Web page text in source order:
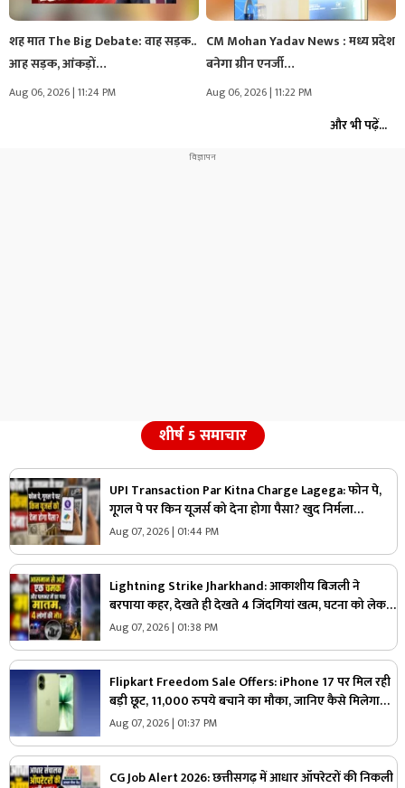
शह मात The Big Debate: वाह सड़क..
आह सड़क, आंकड़ों…
Aug 06, 2026 | 11:24 PM
CM Mohan Yadav News : मध्य प्रदेश
बनेगा ग्रीन एनर्जी…
Aug 06, 2026 | 11:22 PM
और भी पढ़ें...
शीर्ष 5 समाचार
UPI Transaction Par Kitna Charge Lagega: फोन पे,
गूगल पे पर किन यूजर्स को देना होगा पैसा? खुद निर्मला
सीतारमण ने दी जानकारी, जानिए 2000 रुपए के ट्रांजेक्शन पर
Aug 07, 2026 | 01:44 PM
Lightning Strike Jharkhand: आकाशीय बिजली ने
बरपाया कहर, देखते ही देखते 4 जिंदगियां खत्म, घटना को लेकर
इलाके में फैली सनसनी
Aug 07, 2026 | 01:38 PM
Flipkart Freedom Sale Offers: iPhone 17 पर मिल रही
बड़ी छूट, 11,000 रुपये बचाने का मौका, जानिए कैसे मिलेगा
इतना सस्ता Apple का ये नया फोन
Aug 07, 2026 | 01:37 PM
CG Job Alert 2026: छत्तीसगढ़ में आधार ऑपरेटरों की निकली